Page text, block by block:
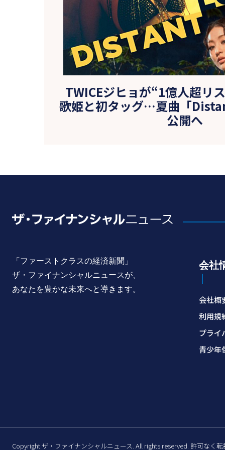
TWICEジヒョが“1億人超リ
歌姫と初タッグ…夏曲「
公開へ
「ファーストクラスの経済新聞」
ザ・ファイナンシャルニュースが、
あなたを豊かな未来へと導きます。
会社
会社概
利用規
プライ
青少年
Copyright ザ・ファイナンシャルニュース. All rights reserved. 許可なく